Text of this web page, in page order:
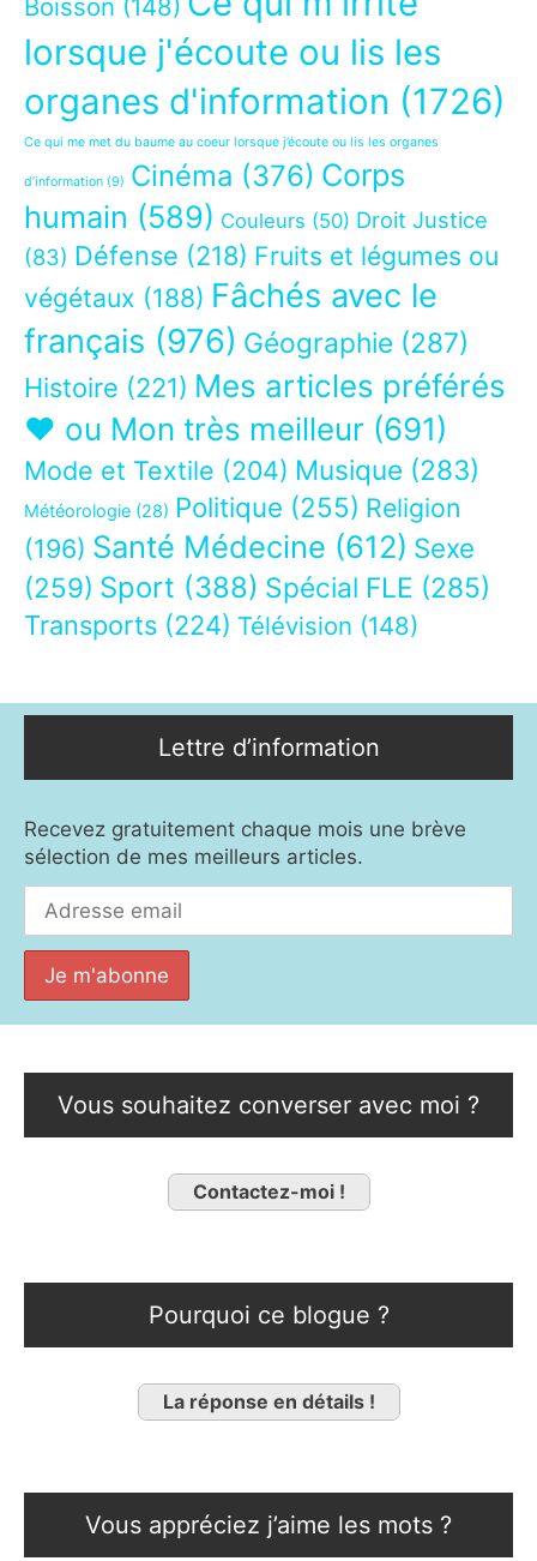
Boisson (148)
lorsque j'écoute ou lis les
organes d'information (1726)
Ce qui me met du baume au coeur lorsque j’écoute ou lis les organes
d’information (9) Cinéma (376) Corps
humain (589) Couleurs (50) Droit Justice
(83) Défense (218) Fruits et légumes ou
végétaux (188) Fâchés avec le
français (976) Géographie (287)
Histoire (221) Mes articles préférés
❤ ou Mon très meilleur (691)
Mode et Textile (204) Musique (283)
Météorologie (28) Politique (255) Religion
(196) Santé Médecine (612) Sexe
(259) Sport (388) Spécial FLE (285)
Transports (224) Télévision (148)
Lettre d’information
Recevez gratuitement chaque mois une brève
sélection de mes meilleurs articles.
Vous souhaitez converser avec moi ?
Contactez-moi !
Pourquoi ce blogue ?
La réponse en détails !
Vous appréciez j’aime les mots ?